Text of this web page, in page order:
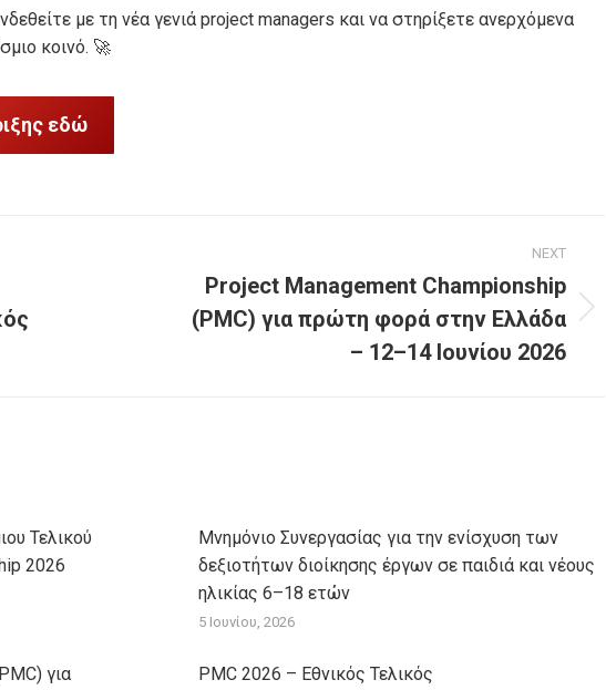
με τη νέα γενιά project managers και να στηρίξετε ανερχόμενα
κοινό. 🚀
εδώ
NEXT
Next
Project Management Championship
(PMC) για πρώτη φορά στην Ελλάδα
– 12–14 Ιουνίου 2026
Τελικού
2026
Μνημόνιο Συνεργασίας για την ενίσχυση των
δεξιοτήτων διοίκησης έργων σε παιδιά και νέους
ηλικίας 6–18 ετών
5 Ιουνίου, 2026
για PMC 2026 – Εθνικός Τελικός